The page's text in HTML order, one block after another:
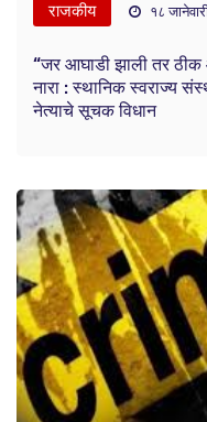
राजकीय १८
“जर आघाडी झाली तर
नारा : स्थानिक स्वराज्य
नेत्याचे सूचक विधान